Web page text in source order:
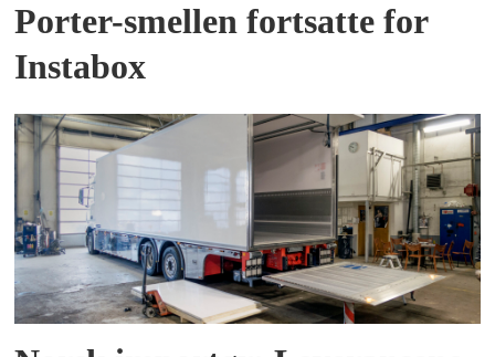
Porter-smellen fortsatte for
Instabox